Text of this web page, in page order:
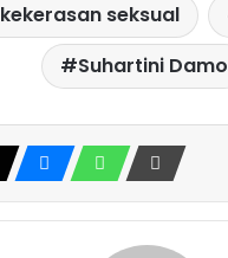
kekerasan seksual
Suhartini Damo